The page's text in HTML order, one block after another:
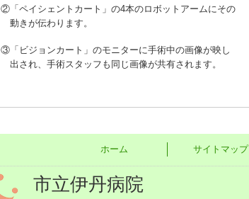
②「ペイシェントカート」の4本のロボットアームにその
動きが伝わります。
③「ビジョンカート」のモニターに手術中の画像が映し
出され、手術スタッフも同じ画像が共有されます。
ホーム サイトマップ
市立伊丹病院